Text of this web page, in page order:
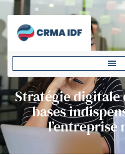
Stratégie digitale
bases
l’entreprise